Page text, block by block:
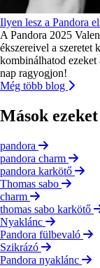
Ilyen lesz a Pandora
A Pandora 2025
ékszereivel a szeretet
kombinálhatod
nap ragyogjon!
Még több blog
Mások
pandora
pandora charm
pandora karkötő
Thomas sabo
charm
thomas sabo karkötő
Nyaklánc
Pandora fülbevaló
Szikrázó
Pandora nyaklánc